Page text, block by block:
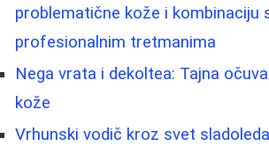
problematične kože i kombinaciju
profesionalnim tretmanima
Nega vrata i dekoltea: Tajna
kože
Vrhunski vodič kroz svet